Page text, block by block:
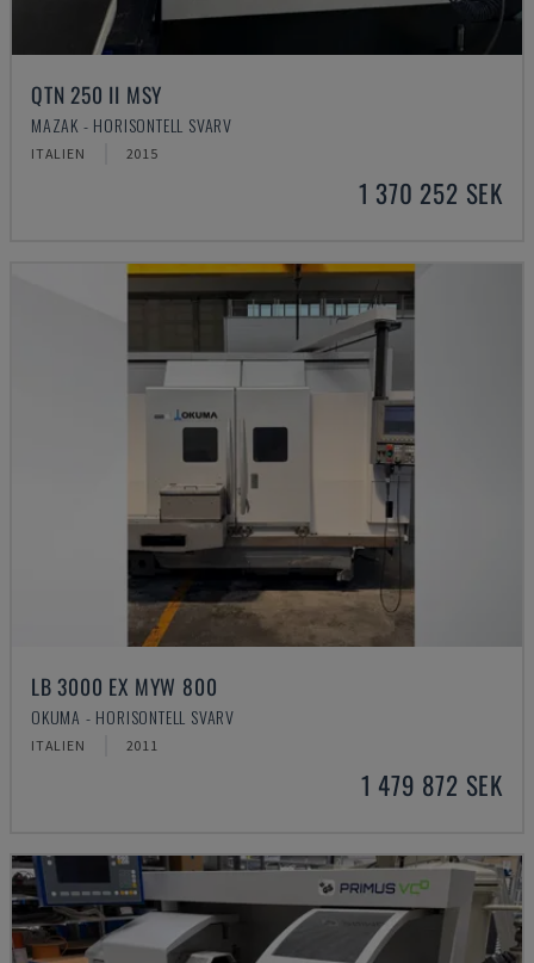
QTN 250 II MSY
MAZAK - HORISONTELL SVARV
ITALIEN 2015
1 370 252 SEK
LB 3000 EX MYW 800
OKUMA - HORISONTELL SVARV
ITALIEN 2011
1 479 872 SEK